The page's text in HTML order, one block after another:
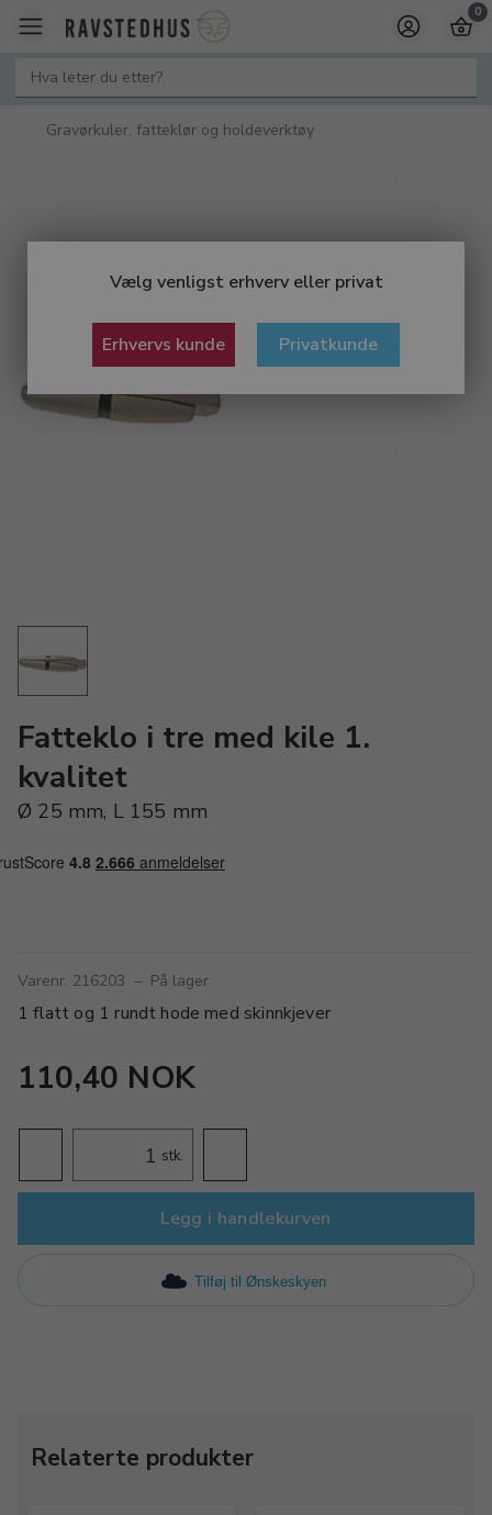
Vælg venligst erhverv eller privat
Erhvervs kunde Privatkunde
0
Gravørkuler, fatteklør og holdeverktøy
Fatteklo i tre med kile 1.
kvalitet
Ø 25 mm, L 155 mm
Varenr. 216203 – På lager
1 flatt og 1 rundt hode med skinnkjever
110,40 NOK
stk.
Legg i handlekurven
Tilføj til Ønskeskyen
Relaterte produkter